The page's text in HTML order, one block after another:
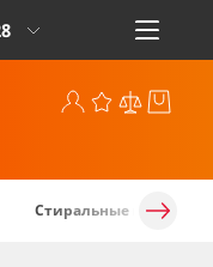
Стиральные машины